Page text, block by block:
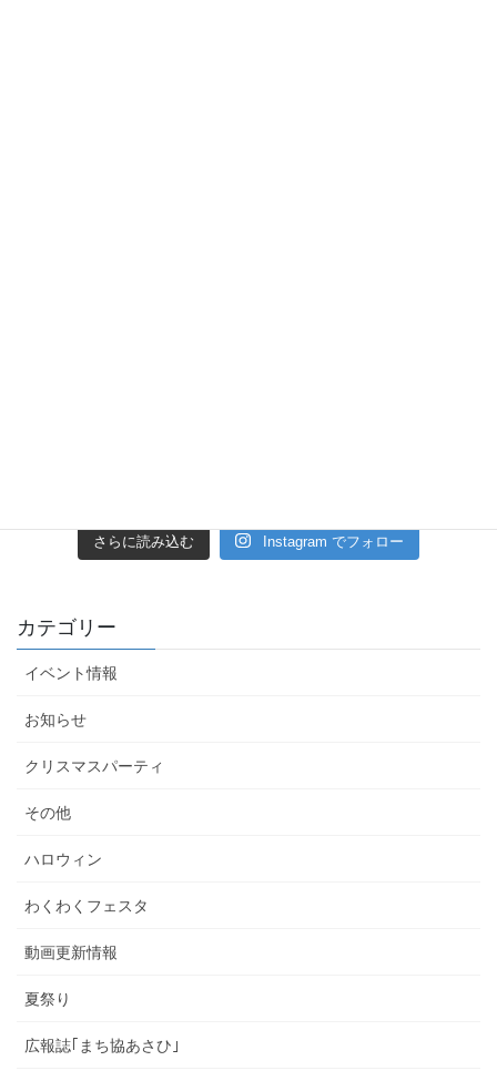
さらに読み込む Instagram でフォロー
カテゴリー
イベント情報
お知らせ
クリスマスパーティ
その他
ハロウィン
わくわくフェスタ
動画更新情報
夏祭り
広報誌｢まち協あさひ｣